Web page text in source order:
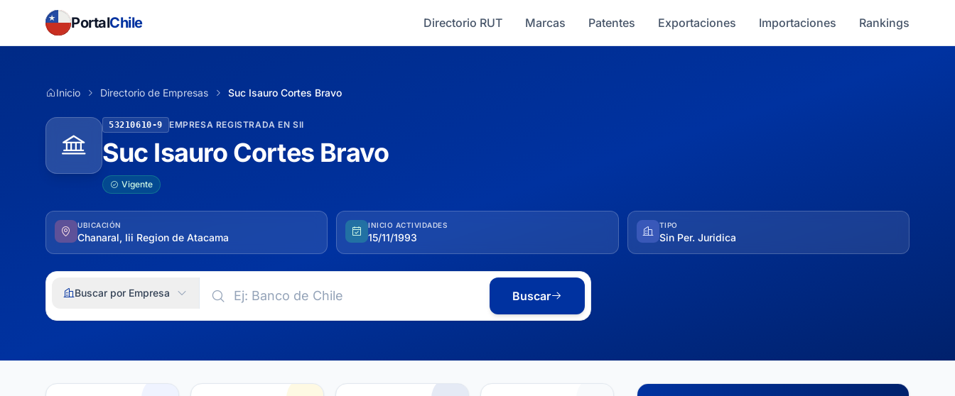
PortalChile Directorio RUT Marcas Patentes Exportaciones Importaciones Rankings
Inicio Directorio de Empresas Suc Isauro Cortes Bravo
53210610-9 EMPRESA REGISTRADA EN SII
Suc Isauro Cortes Bravo
Vigente
UBICACIÓN
Chanaral, Iii Region de Atacama
INICIO ACTIVIDADES
15/11/1993
TIPO
Sin Per. Juridica
Buscar por Empresa Buscar